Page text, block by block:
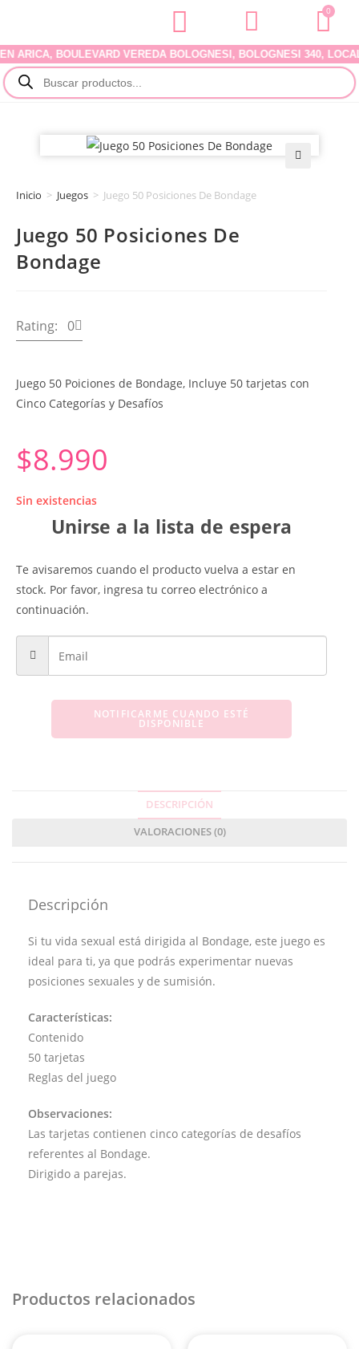
0
BOULEVARD VEREDA BOLOGNESI, BOLOGNESI 340,
Inicio > Juegos > Juego 50 Posiciones De Bondage
Juego 50 Posiciones De
Bondage
Rating: 0
Juego 50 Poiciones de Bondage, Incluye 50 tarjetas con
Cinco Categorías y Desafíos
$8.990
Sin existencias
Unirse a la lista de espera
Te avisaremos cuando el producto vuelva a estar en
stock. Por favor, ingresa tu correo electrónico a
continuación.
NOTIFICARME CUANDO ESTÉ
DISPONIBLE
DESCRIPCIÓN
VALORACIONES (0)
Descripción
Si tu vida sexual está dirigida al Bondage, este juego es
ideal para ti, ya que podrás experimentar nuevas
posiciones sexuales y de sumisión.
Características:
Contenido
50 tarjetas
Reglas del juego
Observaciones:
Las tarjetas contienen cinco categorías de desafíos
referentes al Bondage.
Dirigido a parejas.
Productos relacionados